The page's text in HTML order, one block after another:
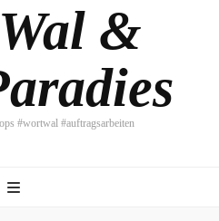
&
#wortwal #auftragsarbeiten